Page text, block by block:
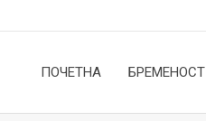
ПОЧЕТНА БРЕМЕНОСТ